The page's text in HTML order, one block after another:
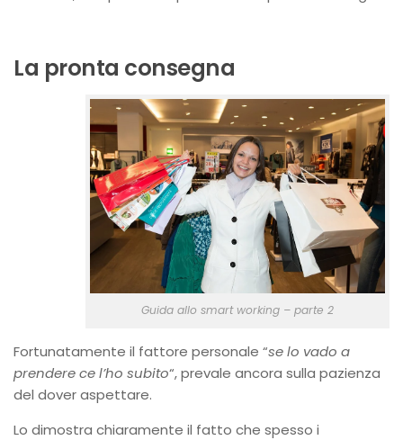
La pronta consegna
Guida allo smart working – parte 2
Fortunatamente il fattore personale “se lo vado a
prenderece l’ho subito“, prevale ancora sulla pazienza
del dover aspettare.
Lo dimostra chiaramente il fatto che spesso i